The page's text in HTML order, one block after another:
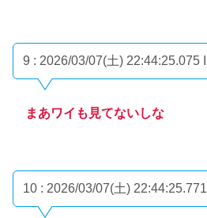
9 : 2026/03/07(土) 22:44:25.075
まあワイも見てないしな
10 : 2026/03/07(土) 22:44:25.771